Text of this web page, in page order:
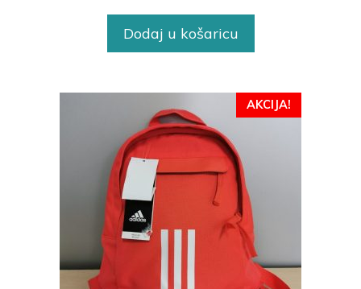
Dodaj u košaricu
AKCIJA!